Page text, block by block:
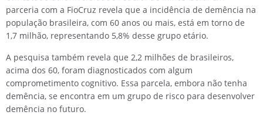
parceria com a FioCruz revela que a incidência de demência na
população brasileira, com 60 anos ou mais, está em torno de
1,7 milhão, representando 5,8% desse grupo etário.
A pesquisa também revela que 2,2 milhões de brasileiros,
acima dos 60, foram diagnosticados com algum
comprometimento cognitivo. Essa parcela, embora não tenha
demência, se encontra em um grupo de risco para desenvolver
demência no futuro.